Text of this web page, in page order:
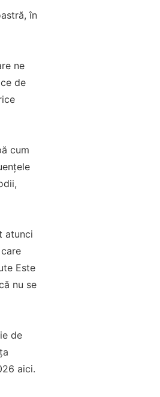
în
ne
de
cum
atunci
Este
nu se
de
aici.